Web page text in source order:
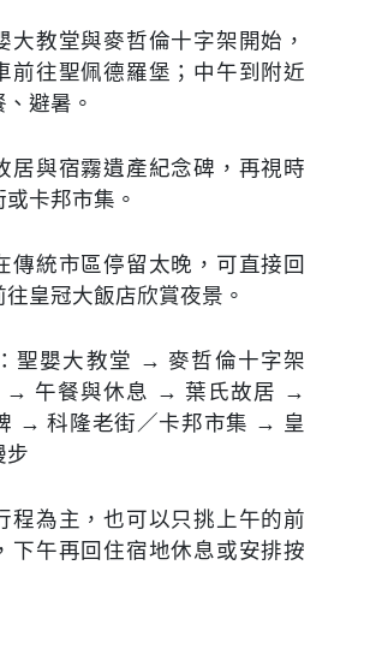
大教堂與麥哲倫十字架開始，
前往聖佩德羅堡；中午到附近
避暑。
居與宿霧遺產紀念碑，再視時
卡邦市集。
傳統市區停留太晚，可直接回
皇冠大飯店欣賞夜景。
聖嬰大教堂 → 麥哲倫十字架
→ 午餐與休息 → 葉氏故居 →
→ 科隆老街／卡邦市集 → 皇
步
程為主，也可以只挑上午的前
下午再回住宿地休息或安排按